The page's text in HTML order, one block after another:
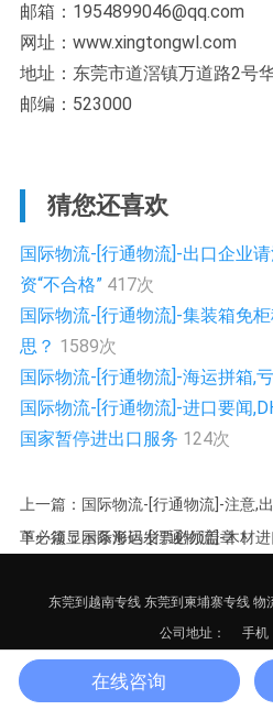
邮箱：1954899046@qq.com
网址：www.xingtongwl.com
地址：东莞市道滘镇万道路2号
邮编：523000
猜您还喜欢
国际物流-[行通物流]-出口企业
资“不合格” 417次
国际物流-[行通物流]-集装箱免
思？ 1589次
国际物流-[行通物流]-海运拼箱,
国际物流-[行通物流]-进口要闻
国家暂停进出口服务 124次
上一篇：国际物流-[行通物流]-注意,
单必须显示条形码发票必须盖章！
下一篇：国际海运-[行通物流]-木材
东莞到越南专线 东莞到柬埔寨专线 物
公司地址： 手机
备案号：粤ICP备17125652
在线咨询